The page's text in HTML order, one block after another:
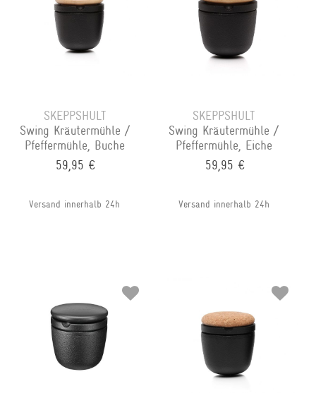
SKEPPSHULT
Swing Kräutermühle /
Pfeffermühle, Buche
59,95 €
Versand innerhalb 24h
SKEPPSHULT
Swing Kräutermühle /
Pfeffermühle, Eiche
59,95 €
Versand innerhalb 24h